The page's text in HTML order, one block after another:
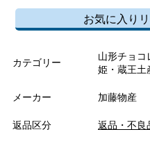
お気に入り
カテゴリー
山形チョコ
姫・蔵王土
メーカー 加藤物産
返品区分 返品・不良